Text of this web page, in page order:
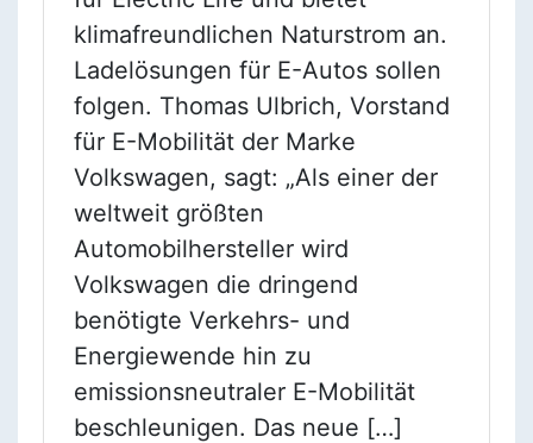
klimafreundlichen Naturstrom an.
Ladelösungen für E-Autos sollen
folgen. Thomas Ulbrich, Vorstand
für E-Mobilität der Marke
Volkswagen, sagt: „Als einer der
weltweit größten
Automobilhersteller wird
Volkswagen die dringend
benötigte Verkehrs- und
Energiewende hin zu
emissionsneutraler E-Mobilität
beschleunigen. Das neue […]